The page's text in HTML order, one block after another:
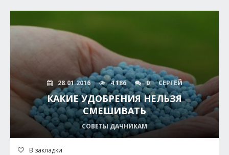
28.01.2016 4 186 0 СЕРГЕЙ
КАКИЕ УДОБРЕНИЯ НЕЛЬЗЯ
СМЕШИВАТЬ
СОВЕТЫ ДАЧНИКАМ
В закладки